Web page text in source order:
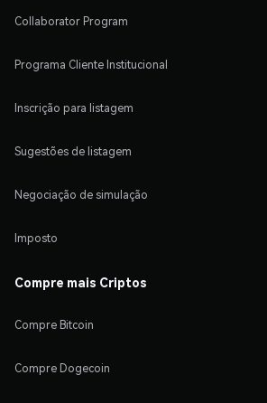
Collaborator Program
Programa Cliente Institucional
Inscrição para listagem
Sugestões de listagem
Negociação de simulação
Imposto
Compre mais Criptos
Compre Bitcoin
Compre Dogecoin